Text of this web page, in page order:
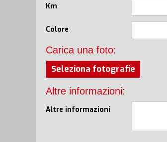
Km
Colore
Carica una foto:
Seleziona fotografie
Altre informazioni:
Altre informazioni